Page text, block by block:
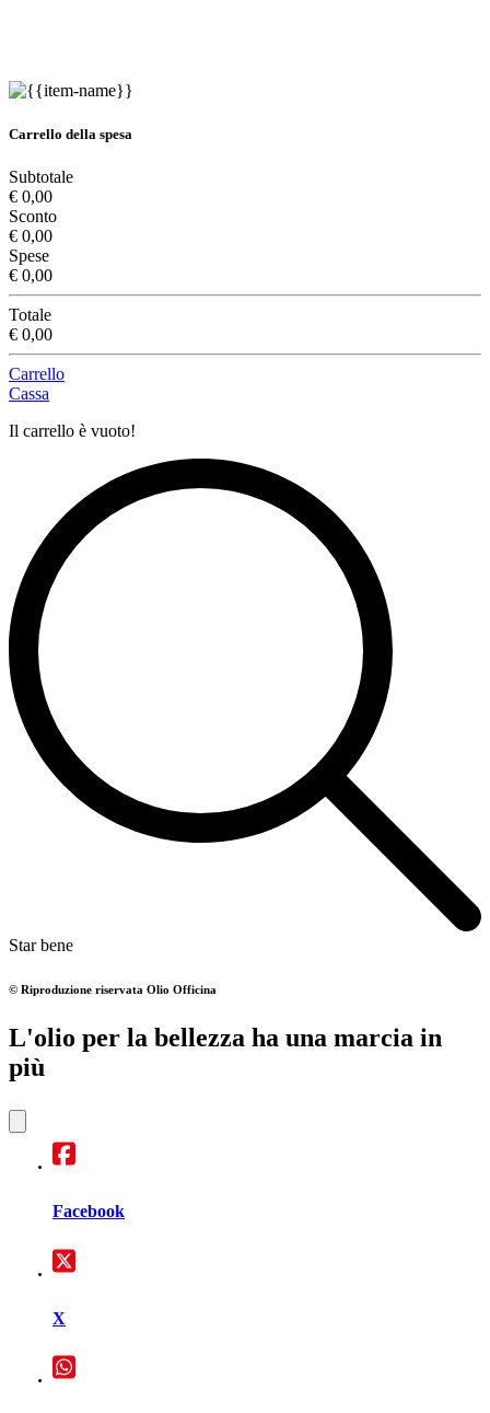
Carrello della spesa
Subtotale
€ 0,00
Sconto
€ 0,00
Spese
€ 0,00
Totale
€ 0,00
Carrello
Cassa
Il carrello è vuoto!
Star bene
© Riproduzione riservata Olio Officina
L'olio per la bellezza ha una marcia in
più
Facebook
X